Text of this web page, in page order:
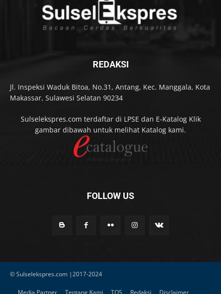
REDAKSI
Jl. Inspeksi Waduk Bitoa, No.31, Antang, Kec. Manggala, Kota
Makassar, Sulawesi Selatan 90234
Sulselekspres.com terdaftar di LPSE dan E-Katalog Klik
gambar dibawah untuk melihat Katalog kami.
FOLLOW US
© Sulselekspres.com |2017-2024
Media Partner Tentang Kami TOS Redaksi Disclaimer